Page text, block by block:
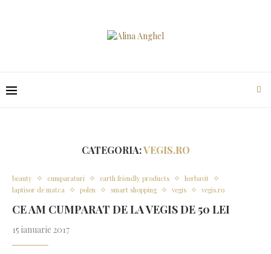
CATEGORIA:VEGIS.RO
beauty cumparaturi earth friendly products
herbavit
laptisor de matca
polen smart shopping vegis vegis.ro
CE AM CUMPARAT DE LA VEGIS DE 50 LEI
15 ianuarie 2017